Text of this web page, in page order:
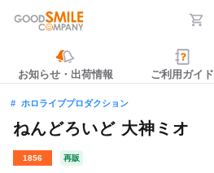
お知らせ・出荷情報 ご利用ガイド
ホロライブプロダクション
ねんどろいど 大神ミオ
1856 再販